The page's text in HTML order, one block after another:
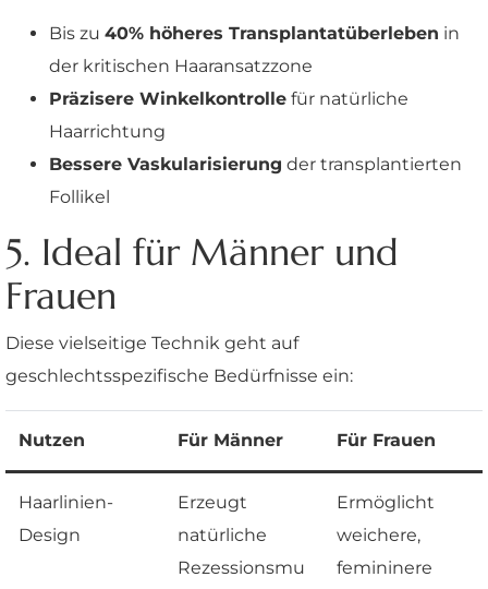
Bis zu 40% höheres Transplantatüberleben in
der kritischen Haaransatzzone
Präzisere Winkelkontrolle für natürliche
Haarrichtung
Bessere Vaskularisierung der transplantierten
Follikel
5. Ideal für Männer und
Frauen
Diese vielseitige Technik geht auf
geschlechtsspezifische Bedürfnisse ein:
Nutzen Für Männer Für Frauen
Haarlinien-
Design
Erzeugt
natürliche
Rezessionsmu
Ermöglicht
weichere,
femininere